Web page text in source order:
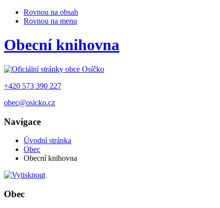
Rovnou na obsah
Rovnou na menu
Obecní knihovna
+420 573 390 227
obec@osicko.cz
Navigace
Úvodní stránka
Obec
Obecní knihovna
Obec